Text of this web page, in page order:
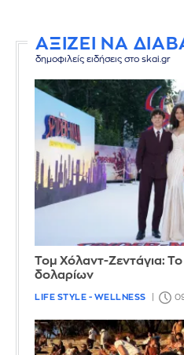
ΑΞΙΖΕΙ ΝΑ
δημοφιλείς ειδήσεις στο skai.gr
Τομ Χόλαντ-Ζεντάγια: Το
δολαρίων
LIFE STYLE - WELLNESS